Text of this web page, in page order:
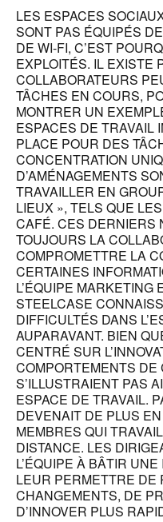
LES ESPACES
SONT PAS ÉQUIPÉS
DE WI-FI, C’EST
EXPLOITÉS. IL EXISTE
COLLABORATEURS
TÂCHES EN COURS,
MONTRER UN
ESPACES DE TRAVAIL
PLACE POUR DES
CONCENTRATION
D’AMÉNAGEMENTS
TRAVAILLER EN
LIEUX », TELS QUE
CAFÉ. CES DERNIERS
TOUJOURS LA
COMPROMETTRE LA
CERTAINES
L’ÉQUIPE MARKETING
STEELCASE
DIFFICULTÉS DANS
AUPARAVANT. BIEN
CENTRÉ SUR
COMPORTEMENTS DE
S’ILLUSTRAIENT PAS
ESPACE DE TRAVAIL.
DEVENAIT DE PLUS
MEMBRES QUI
DISTANCE. LES
L’ÉQUIPE À BÂTIR
LEUR PERMETTRE DE
CHANGEMENTS, DE
D’INNOVER PLUS